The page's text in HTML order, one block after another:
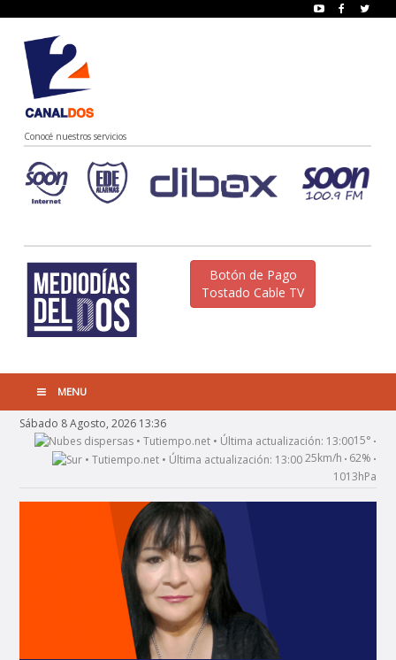
Conocé nuestros servicios
Botón de Pago
Tostado Cable TV
MENU
Sábado 8 Agosto, 2026 13:36
15° •
25km/h • 62% •
1013hPa